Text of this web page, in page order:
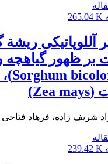
265.04 K
آللوپاتیکی
ظهور گیاهچه
شریف زاده، فرهاد فتاحی
239.42 K